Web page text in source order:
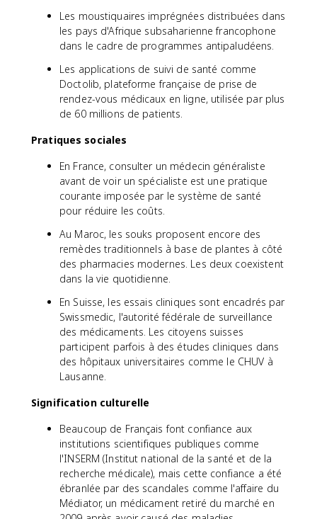
Les moustiquaires imprégnées distribuées dans
les pays d'Afrique subsaharienne francophone
dans le cadre de programmes antipaludéens.
Les applications de suivi de santé comme
Doctolib, plateforme française de prise de
rendez-vous médicaux en ligne, utilisée par plus
de 60 millions de patients.
Pratiques sociales
En France, consulter un médecin généraliste
avant de voir un spécialiste est une pratique
courante imposée par le système de santé
pour réduire les coûts.
Au Maroc, les souks proposent encore des
remèdes traditionnels à base de plantes à côté
des pharmacies modernes. Les deux coexistent
dans la vie quotidienne.
En Suisse, les essais cliniques sont encadrés par
Swissmedic, l'autorité fédérale de surveillance
des médicaments. Les citoyens suisses
participent parfois à des études cliniques dans
des hôpitaux universitaires comme le CHUV à
Lausanne.
Signification culturelle
Beaucoup de Français font confiance aux
institutions scientifiques publiques comme
l'INSERM (Institut national de la santé et de la
recherche médicale), mais cette confiance a été
ébranlée par des scandales comme l'affaire du
Médiator, un médicament retiré du marché en